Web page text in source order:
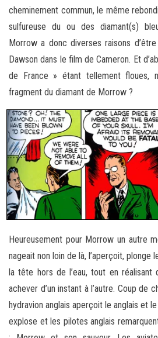
cheminement commun, le même
sulfureuse du ou des diamant(s)
Morrow a donc diverses raisons
Dawson dans le film de Cameron. Et
de France » étant tellement floues,
fragment du diamant de Morrow ?
Heureusement pour Morrow un autre
nageait non loin de là, l’aperçoit,
la tête hors de l’eau, tout en réalisant
achever d’un instant à l’autre. Coup de
hydravion anglais aperçoit le anglais et
explose et les pilotes anglais